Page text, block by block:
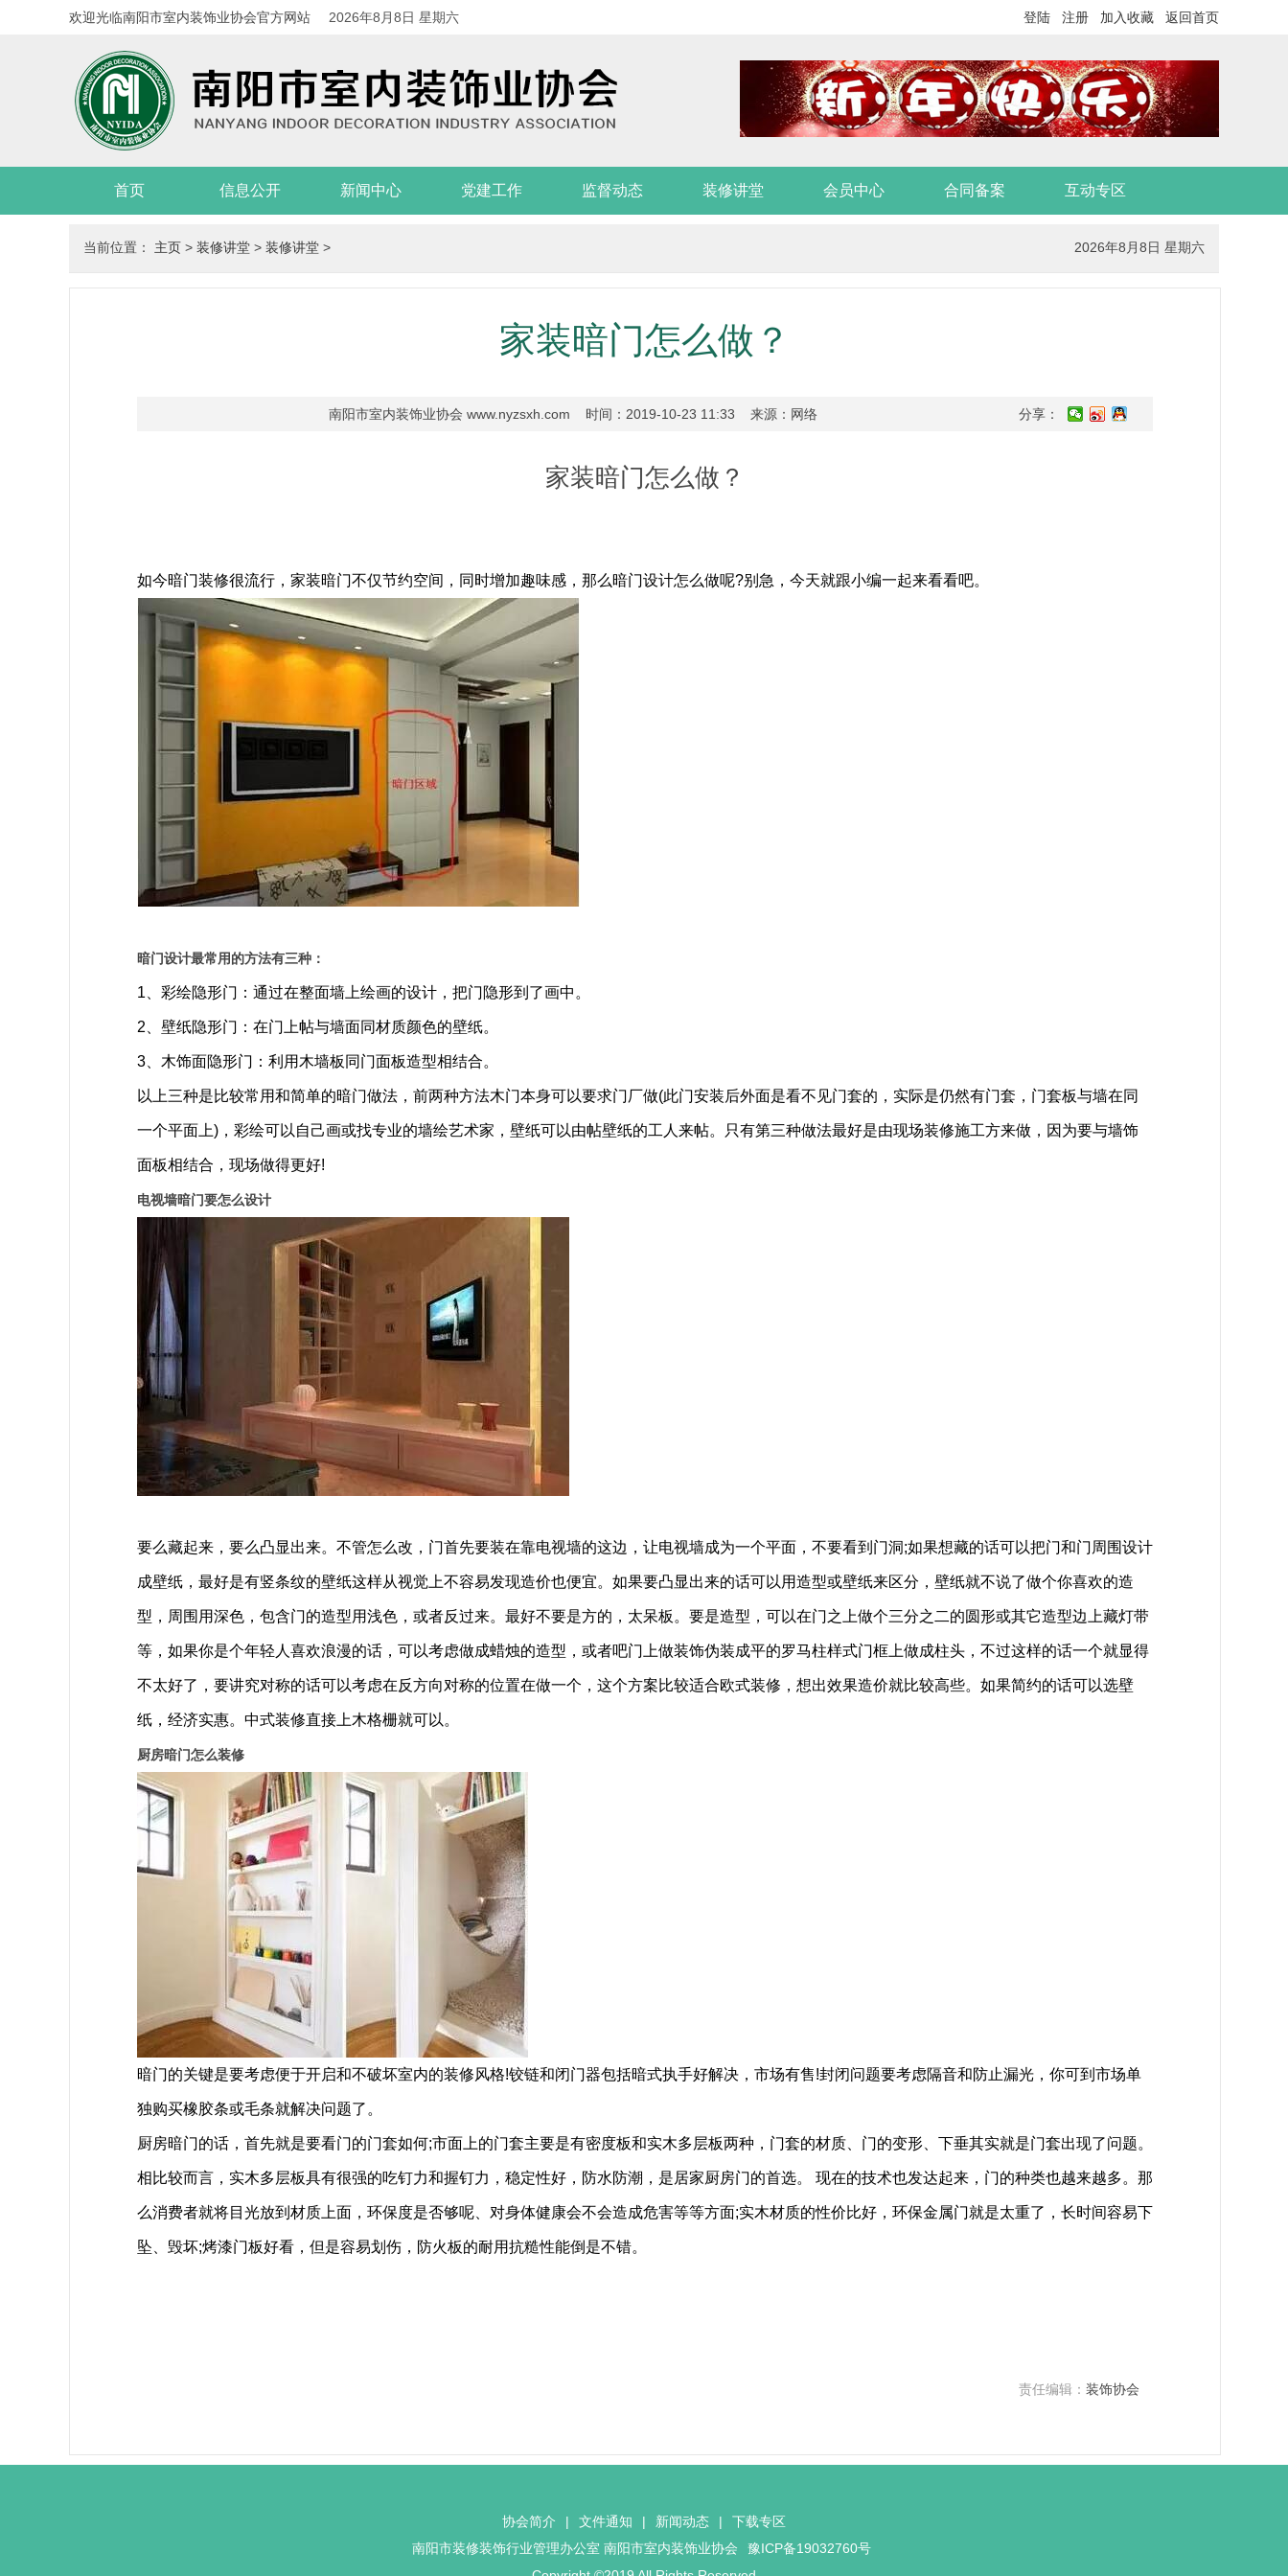
欢迎光临南阳市室内装饰业协会官方网站 2026年8月8日 星期六 登陆 注册 加入收藏 返回首页
首页 信息公开 新闻中心 党建工作 监督动态 装修讲堂 会员中心 合同备案 互动专区
当前位置： 主页 > 装修讲堂 > 装修讲堂 > 2026年8月8日 星期六
家装暗门怎么做？
南阳市室内装饰业协会 www.nyzsxh.com 时间： 2019-10-23 11:33 来源： 网络 分享：
家装暗门怎么做？
如今暗门装修很流行，家装暗门不仅节约空间，同时增加趣味感，那么暗门设计怎么做呢?别急，今天就跟小编一起来看看吧。
暗门设计最常用的方法有三种：
1、彩绘隐形门：通过在整面墙上绘画的设计，把门隐形到了画中。
2、壁纸隐形门：在门上帖与墙面同材质颜色的壁纸。
3、木饰面隐形门：利用木墙板同门面板造型相结合。
以上三种是比较常用和简单的暗门做法，前两种方法木门本身可以要求门厂做(此门安装后外面是看不见门套的，实际是仍然有门套，门套板与墙在同
一个平面上)，彩绘可以自己画或找专业的墙绘艺术家，壁纸可以由帖壁纸的工人来帖。只有第三种做法最好是由现场装修施工方来做，因为要与墙饰
面板相结合，现场做得更好!
电视墙暗门要怎么设计
要么藏起来，要么凸显出来。不管怎么改，门首先要装在靠电视墙的这边，让电视墙成为一个平面，不要看到门洞;如果想藏的话可以把门和门周围设计
成壁纸，最好是有竖条纹的壁纸这样从视觉上不容易发现造价也便宜。如果要凸显出来的话可以用造型或壁纸来区分，壁纸就不说了做个你喜欢的造
型，周围用深色，包含门的造型用浅色，或者反过来。最好不要是方的，太呆板。要是造型，可以在门之上做个三分之二的圆形或其它造型边上藏灯带
等，如果你是个年轻人喜欢浪漫的话，可以考虑做成蜡烛的造型，或者吧门上做装饰伪装成平的罗马柱样式门框上做成柱头，不过这样的话一个就显得
不太好了，要讲究对称的话可以考虑在反方向对称的位置在做一个，这个方案比较适合欧式装修，想出效果造价就比较高些。如果简约的话可以选壁
纸，经济实惠。中式装修直接上木格栅就可以。
厨房暗门怎么装修
暗门的关键是要考虑便于开启和不破坏室内的装修风格!铰链和闭门器包括暗式执手好解决，市场有售!封闭问题要考虑隔音和防止漏光，你可到市场单
独购买橡胶条或毛条就解决问题了。
厨房暗门的话，首先就是要看门的门套如何;市面上的门套主要是有密度板和实木多层板两种，门套的材质、门的变形、下垂其实就是门套出现了问题。
相比较而言，实木多层板具有很强的吃钉力和握钉力，稳定性好，防水防潮，是居家厨房门的首选。 现在的技术也发达起来，门的种类也越来越多。那
么消费者就将目光放到材质上面，环保度是否够呢、对身体健康会不会造成危害等等方面;实木材质的性价比好，环保金属门就是太重了，长时间容易下
坠、毁坏;烤漆门板好看，但是容易划伤，防火板的耐用抗糙性能倒是不错。
责任编辑： 装饰协会
协会简介 | 文件通知 | 新闻动态 |
下载专区
南阳市装修装饰行业管理办公室 南阳市室内装饰业协会
豫ICP备19032760号